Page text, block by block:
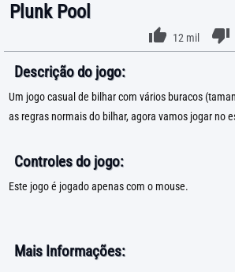
Plunk Pool
12 mil
Descrição do jogo:
Um jogo casual de bilhar com vários buracos
as regras normais do bilhar, agora vamos jogar no
Controles do jogo:
Este jogo é jogado apenas com o mouse.
Mais Informações: